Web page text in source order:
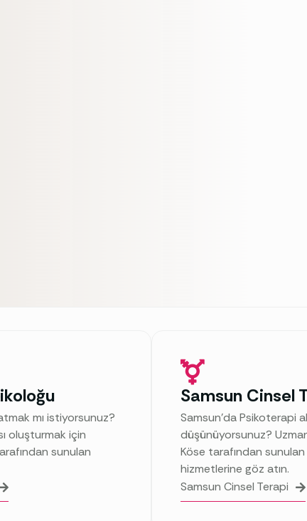
mı istiyorsunuz?
oluşturmak için
sunulan
Samsun Cinsel
Samsun’da Psikoterapi
düşünüyorsunuz?
Köse tarafından
hizmetlerine göz atın.
Samsun Cinsel Terapi